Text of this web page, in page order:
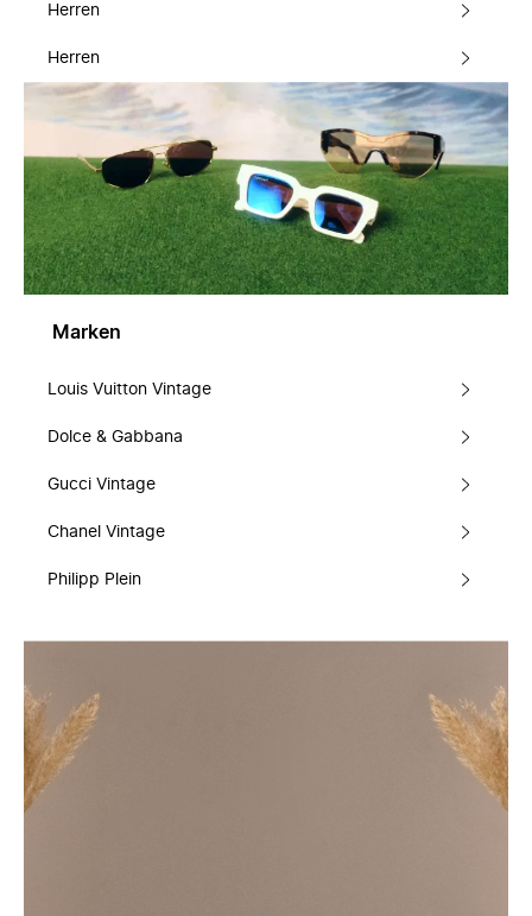
Herren
Herren
Marken
Louis Vuitton Vintage
Dolce & Gabbana
Gucci Vintage
Chanel Vintage
Philipp Plein